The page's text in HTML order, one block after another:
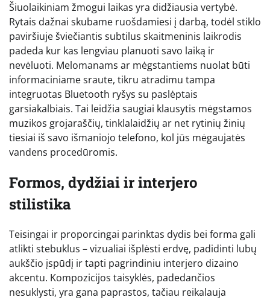
Šiuolaikiniam žmogui laikas yra didžiausia vertybė.
Rytais dažnai skubame ruošdamiesi į darbą, todėl stiklo
paviršiuje šviečiantis subtilus skaitmeninis laikrodis
padeda kur kas lengviau planuoti savo laiką ir
nevėluoti. Melomanams ar mėgstantiems nuolat būti
informaciniame sraute, tikru atradimu tampa
integruotas Bluetooth ryšys su paslėptais
garsiakalbiais. Tai leidžia saugiai klausytis mėgstamos
muzikos grojaraščių, tinklalaidžių ar net rytinių žinių
tiesiai iš savo išmaniojo telefono, kol jūs mėgaujatės
vandens procedūromis.
Formos, dydžiai ir interjero
stilistika
Teisingai ir proporcingai parinktas dydis bei forma gali
atlikti stebuklus – vizualiai išplėsti erdvę, padidinti lubų
aukščio įspūdį ir tapti pagrindiniu interjero dizaino
akcentu. Kompozicijos taisyklės, padedančios
nesuklysti, yra gana paprastos, tačiau reikalauja